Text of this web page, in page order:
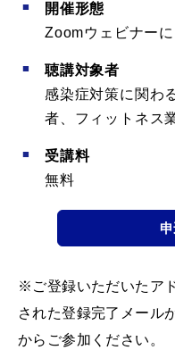
開催形態
Zoomウェビナー
聴講対象者
感染症対策に関わ
者、フィットネス
受講料
無料
※ご登録いただいたア
された登録完了メール
からご参加ください。